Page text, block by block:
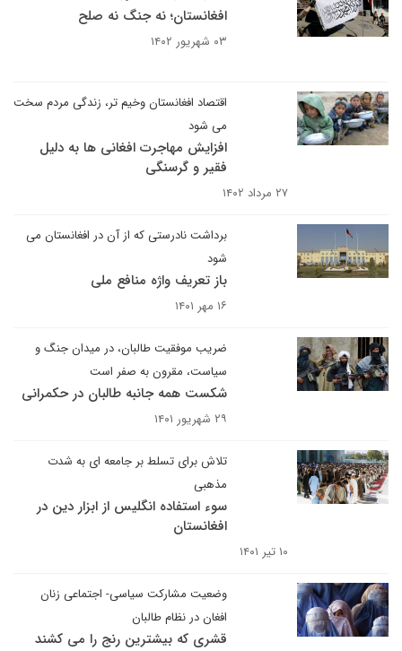
افغانستان؛ نه جنگ نه صلح
۰۳ شهریور ۱۴۰۲
اقتصاد افغانستان وخیم تر، زندگی مردم سخت
می شود
افزایش مهاجرت افغانی ها به دلیل
فقیر و گرسنگی
۲۷ مرداد ۱۴۰۲
برداشت نادرستی که از آن در افغانستان می
شود
باز تعریف واژه منافع ملی
۱۶ مهر ۱۴۰۱
ضریب موفقیت طالبان، در میدان جنگ و
سیاست، مقرون به صفر است
شکست همه جانبه طالبان در حکمرانی
۲۹ شهریور ۱۴۰۱
تلاش برای تسلط بر جامعه ای به شدت
مذهبی
سوء استفاده انگلیس از ابزار دین در
افغانستان
۱۰ تیر ۱۴۰۱
وضعیت مشارکت سیاسی- اجتماعی زنان
افغان در نظام طالبان
قشری که بیشترین رنج را می کشند